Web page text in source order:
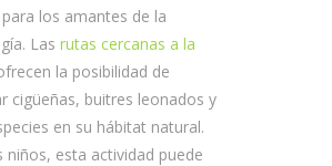
los amantes de la
Las rutas cercanas a la
la posibilidad de
cigüeñas, buitres leonados y
en su hábitat natural.
niños, esta actividad puede